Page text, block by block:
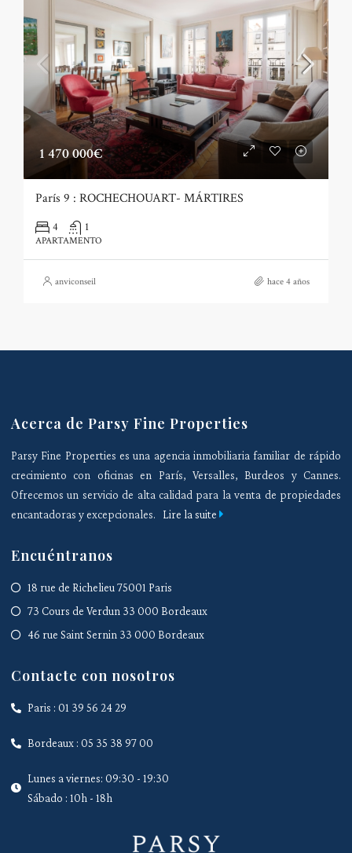
1 470 000€
París 9 : ROCHECHOUART- MÁRTIRES
4 1
APARTAMENTO
anviconseil hace 4 años
Acerca de Parsy Fine Properties
Parsy Fine Properties es una agencia inmobiliaria familiar de rápido
crecimiento con oficinas en París, Versalles, Burdeos y Cannes.
Ofrecemos un servicio de alta calidad para la venta de propiedades
encantadoras y excepcionales. Lire la suite
Encuéntranos
18 rue de Richelieu 75001 Paris
73 Cours de Verdun 33 000 Bordeaux
46 rue Saint Sernin 33 000 Bordeaux
Contacte con nosotros
Paris : 01 39 56 24 29
Bordeaux : 05 35 38 97 00
Lunes a viernes: 09:30 - 19:30
Sábado : 10h - 18h